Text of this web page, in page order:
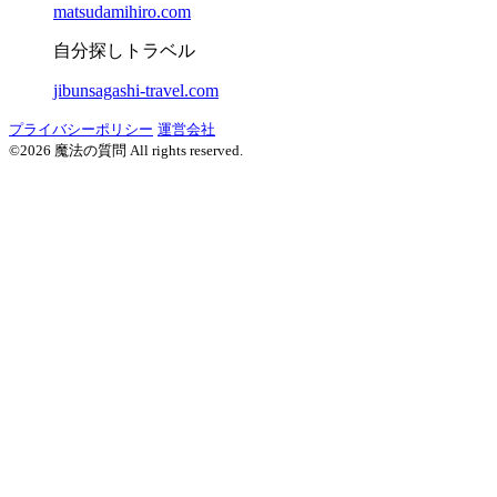
matsudamihiro.com
自分探しトラベル
jibunsagashi-travel.com
プライバシーポリシー 運営会社
©2026 魔法の質問 All rights reserved.